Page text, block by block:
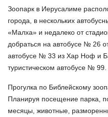
Зоопарк в Иерусалиме
города, в нескольких
«Малха» и недалеко от
добраться на автобусе № 26
автобусе № 33 из Хар Ноф и
туристическом автобусе № 99.
Прогулка по Библейскому
Планируя посещение парка,
месяцы, животные,